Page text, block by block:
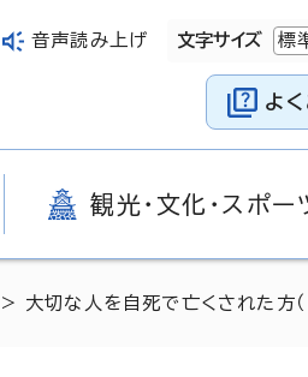
音声読み上げ 文字サイズ 標
よ
観光・文化・スポー
> 大切な人を自死で亡くされた方（